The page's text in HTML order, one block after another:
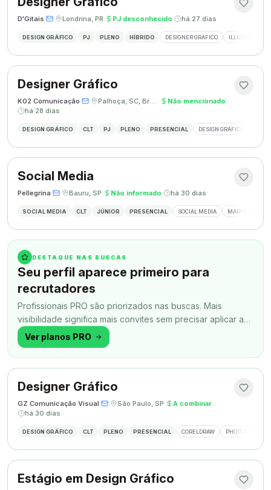
D'Gitais· · Londrina, PR· PJ desconhecido· há 27 dias
DESIGN GRÁFICO PJ PLENO HÍBRIDO DESIGNER GRÁFICO ILLUSTRATOR
Designer Gráfico
K02 Comunicação· · Palhoça, SC, Brasil · Não mencionado·
há 28 dias
DESIGN GRÁFICO CLT PJ PLENO PRESENCIAL DESIGN GRÁFICO
Social Media
Pellegrina· · Bauru, SP· Não informado· há 30 dias
SOCIAL MEDIA CLT JÚNIOR PRESENCIAL SOCIAL MEDIA MARKETING
DESTAQUE NAS BUSCAS
Seu perfil aparece primeiro para
recrutadores
Profissionais PRO são priorizados nas buscas. Mais
visibilidade significa mais convites sem precisar aplicar a
todo momento.
Ver planos PRO
Designer Gráfico
GZ Comunicação Visual· · São Paulo, SP· A combinar·
há 30 dias
DESIGN GRÁFICO CLT PLENO PRESENCIAL CORELDRAW PHOTOSHOP
Estágio em Design Gráfico